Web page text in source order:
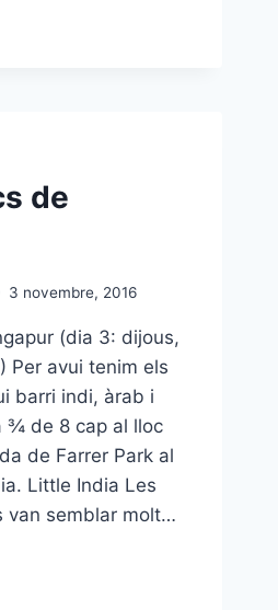
de
3 novembre, 2016
(dia 3: dijous,
Per avui tenim els
barri indi, àrab i
¾ de 8 cap al lloc
de Farrer Park al
Little India Les
van semblar molt…